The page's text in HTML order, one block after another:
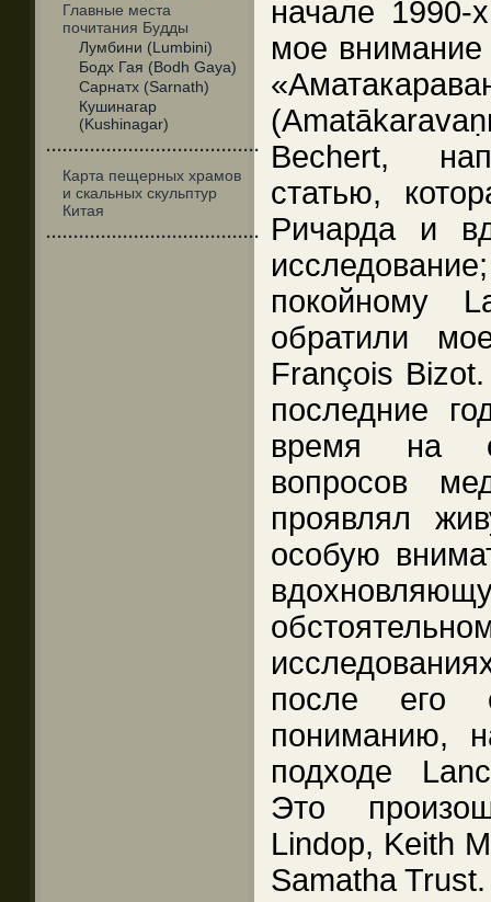
Главные места
почитания Будды
Лумбини (Lumbini)
Бодх Гая (Bodh Gaya)
Сарнатх (Sarnath)
Кушинагар
(Kushinagar)
·······································
Карта пещерных храмов
и скальных скульптур
Китая
·······································
начале 1990-
мое внимание
Bechert,
статью,
Ричарда и
покойному
обратили
François
последние
время на
вопросов
проявлял
особую
после его
пониманию,
подходе
Это
Lindop, Keith
Samatha Trust.